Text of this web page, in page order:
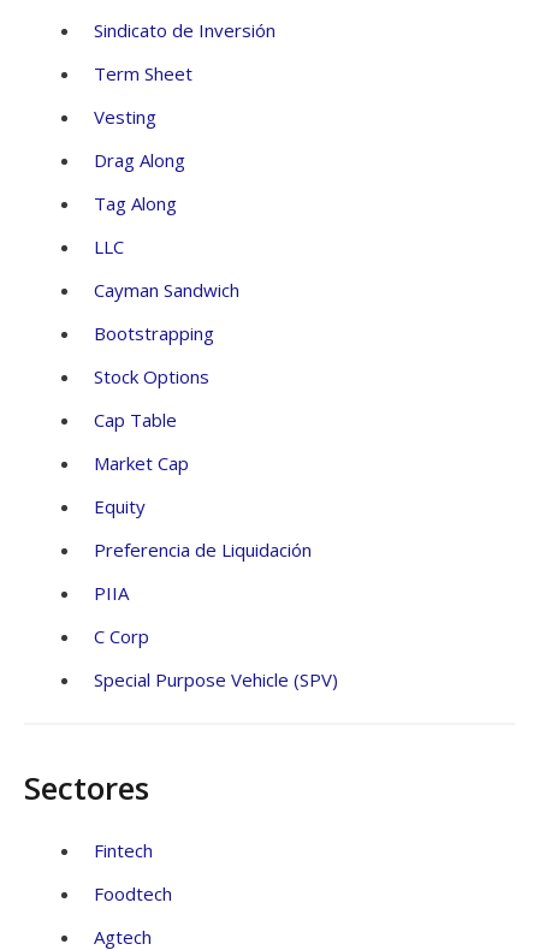
Sindicato de Inversión
Term Sheet
Vesting
Drag Along
Tag Along
LLC
Cayman Sandwich
Bootstrapping
Stock Options
Cap Table
Market Cap
Equity
Preferencia de Liquidación
PIIA
C Corp
Special Purpose Vehicle (SPV)
Sectores
Fintech
Foodtech
Agtech